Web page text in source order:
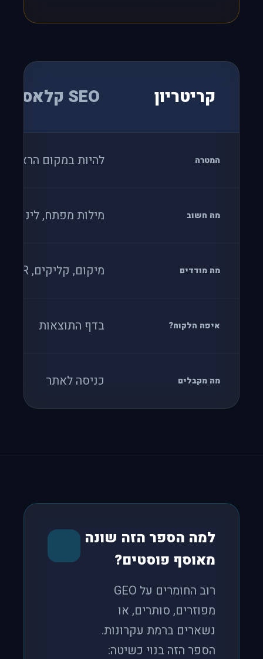
קריטריון SEO קלאסי
המטרה להיות במקום הראשון
מה חשוב מילות מפתח, לינקים
מה מודדים מיקום, קליקים, CTR
איפה הלקוח? בדף התוצאות
מה מקבלים כניסה לאתר
למה הספר הזה שונה
מאוסף פוסטים?
רוב החומרים על GEO
מפוזרים, סותרים, או
נשארים ברמת עקרונות.
הספר הזה בנוי כשיטה: